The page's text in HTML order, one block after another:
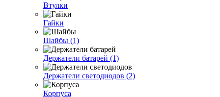
Втулки
Гайки
Шайбы (1)
Держатели батарей (1)
Держатели светодиодов (2)
Корпуса